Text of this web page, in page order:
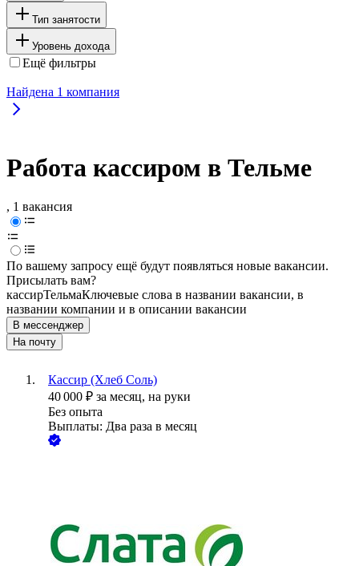
Тип занятости
Уровень дохода
Ещё фильтры
Найдена 1 компания
Работа кассиром в Тельме
, 1 вакансия
По вашему запросу ещё будут появляться новые вакансии.
Присылать вам?
кассирТельмаКлючевые слова в названии вакансии, в
названии компании и в описании вакансии
В мессенджер
На почту
Кассир (Хлеб Соль)
40 000 ₽ за месяц, на руки
Без опыта
Выплаты: Два раза в месяц